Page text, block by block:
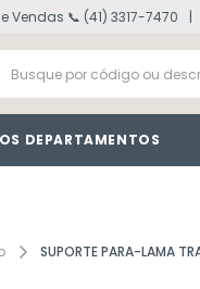
Vendas 📞 (41) 3317-7470
por código ou
DEPARTAMENTOS
SUPORTE PARA-LAMA
1º volvo fh
3º painel
4º farol
5º defletor
7 cabine